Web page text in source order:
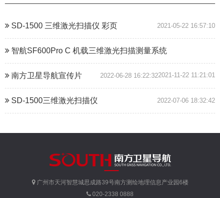
SD-1500 三维激光扫描仪 彩页 2021-05-22 16:57:10
智航SF600Pro C 机载三维激光扫描测量系统
2021-11-22 11:21:01
南方卫星导航宣传片 2022-06-28 16:22:32
SD-1500三维激光扫描仪 2022-07-06 18:32:42
广州市天河智慧城思成路39号南方测绘地理信息产业园6楼
020-2338 0888